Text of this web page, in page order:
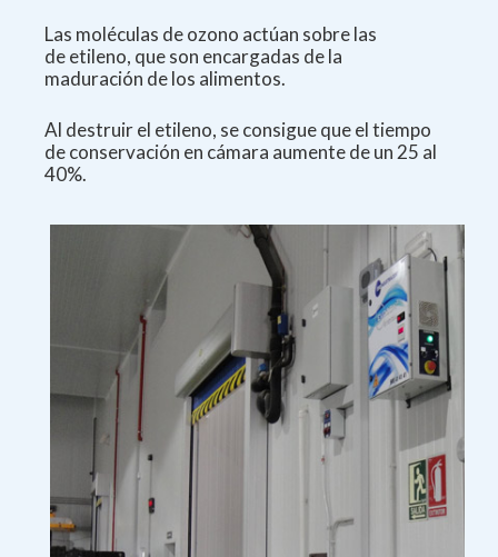
Las moléculas de ozono actúan sobre las
deetileno, que son encargadas de la
maduración de los alimentos.
Al destruir el etileno, se consigueque el tiempo
de conservación en cámara aumente de un 25 al
40%.